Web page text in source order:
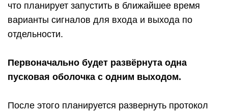
что планирует запустить в ближайшее время
варианты сигналов для входа и выхода по
отдельности.
Первоначально будет развёрнута одна
пусковая оболочка с одним выходом.
После этого планируется развернуть протокол